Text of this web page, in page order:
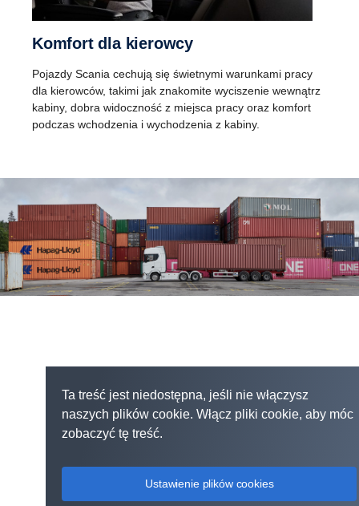
Komfort dla kierowcy
Pojazdy Scania cechują się świetnymi warunkami pracy
dla kierowców, takimi jak znakomite wyciszenie wewnątrz
kabiny, dobra widoczność z miejsca pracy oraz komfort
podczas wchodzenia i wychodzenia z kabiny.
Ta treść jest niedostępna, jeśli nie włączysz
naszych plików cookie. Włącz pliki cookie, aby móc
zobaczyć tę treść.
Ustawienie plików cookies